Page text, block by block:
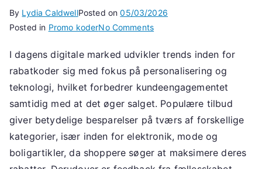
By Lydia CaldwellPosted on05/03/2026
Posted in Promo koderNo Commentson
kode
tendenser:
Promo
koder,
Fællesskabsfeedback
I dagens digitale marked udvikler trends inden for
rabatkoder sig med fokus på personalisering og
teknologi, hvilket forbedrer kundeengagementet
samtidig med at det øger salget. Populære tilbud
giver betydelige besparelser på tværs af forskellige
kategorier, især inden for elektronik, mode og
boligartikler, da shoppere søger at maksimere deres